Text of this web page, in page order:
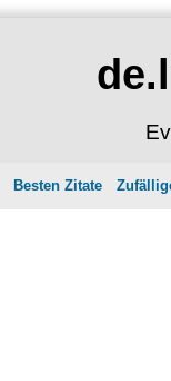
Besten Zitate